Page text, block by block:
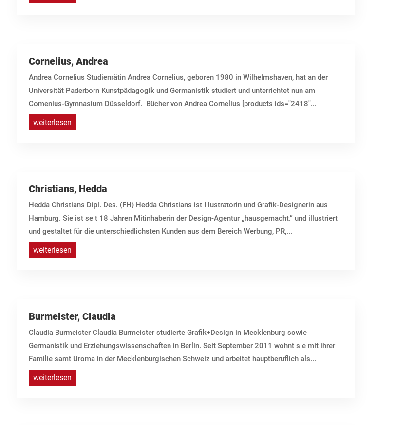
Cornelius, Andrea
Andrea Cornelius Studienrätin Andrea Cornelius, geboren 1980 in Wilhelmshaven, hat an der
Universität Paderborn Kunstpädagogik und Germanistik studiert und unterrichtet nun am
Comenius-Gymnasium Düsseldorf. Bücher von Andrea Cornelius [products ids="2418"...
weiterlesen
Christians, Hedda
Hedda Christians Dipl. Des. (FH) Hedda Christians ist Illustratorin und Grafik-Designerin aus
Hamburg. Sie ist seit 18 Jahren Mitinhaberin der Design-Agentur „hausgemacht.“ und illustriert
und gestaltet für die unterschiedlichsten Kunden aus dem Bereich Werbung, PR,...
weiterlesen
Burmeister, Claudia
Claudia Burmeister Claudia Burmeister studierte Grafik+Design in Mecklenburg sowie
Germanistik und Erziehungswissenschaften in Berlin. Seit September 2011 wohnt sie mit ihrer
Familie samt Uroma in der Mecklenburgischen Schweiz und arbeitet hauptberuflich als...
weiterlesen